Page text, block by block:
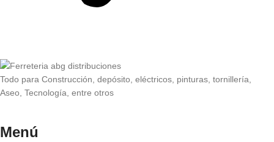
Todo para Construcción, depósito, eléctricos, pinturas, tornillería,
Aseo, Tecnología, entre otros
Menú